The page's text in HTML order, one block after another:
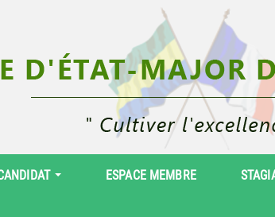
ESPACE MEMBRE